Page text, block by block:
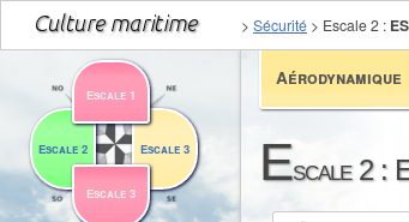
Aérodynamique
> Sécurité > Escale 2 :
Escale 2 :
Escale 3
Escale 2
Escale 3
Escale 1